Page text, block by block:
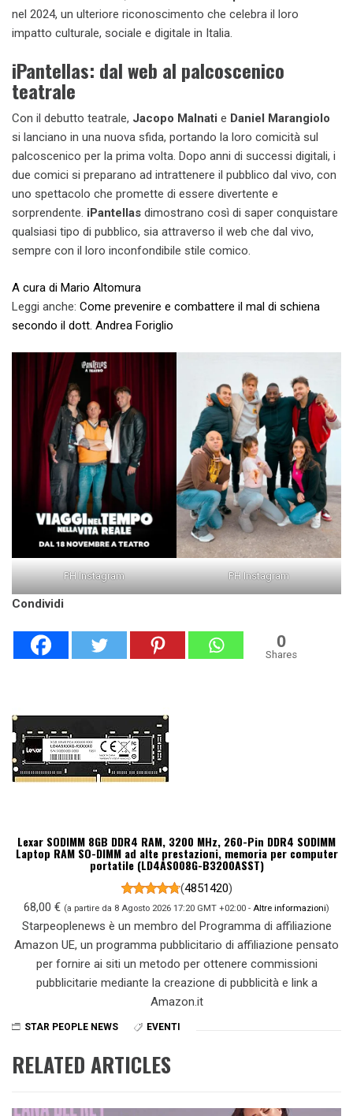
nel 2024, un ulteriore riconoscimento che celebra il loro
impatto culturale, sociale e digitale in Italia.
iPantellas: dal web al palcoscenico
teatrale
Con il debutto teatrale, Jacopo Malnati e Daniel Marangiolo
si lanciano in una nuova sfida, portando la loro comicità sul
palcoscenico per la prima volta. Dopo anni di successi digitali, i
due comici si preparano ad intrattenere il pubblico dal vivo, con
uno spettacolo che promette di essere divertente e
sorprendente. iPantellas dimostrano così di saper conquistare
qualsiasi tipo di pubblico, sia attraverso il web che dal vivo,
sempre con il loro inconfondibile stile comico.
A cura di Mario Altomura
Leggi anche: Come prevenire e combattere il mal di schiena
secondo il dott. Andrea Foriglio
PH Instagram PH Instagram
Condividi
0
Shares
Lexar SODIMM 8GB DDR4 RAM, 3200 MHz, 260-Pin DDR4 SODIMM
Laptop RAM SO-DIMM ad alte prestazioni, memoria per computer
portatile (LD4AS008G-B3200ASST)
(4851420)
68,00 € (a partire da 8 Agosto 2026 17:20 GMT +02:00 - Altre informazioni)
Starpeoplenews è un membro del Programma di affiliazione
Amazon UE, un programma pubblicitario di affiliazione pensato
per fornire ai siti un metodo per ottenere commissioni
pubblicitarie mediante la creazione di pubblicità e link a
Amazon.it
STAR PEOPLE NEWS EVENTI
RELATED ARTICLES